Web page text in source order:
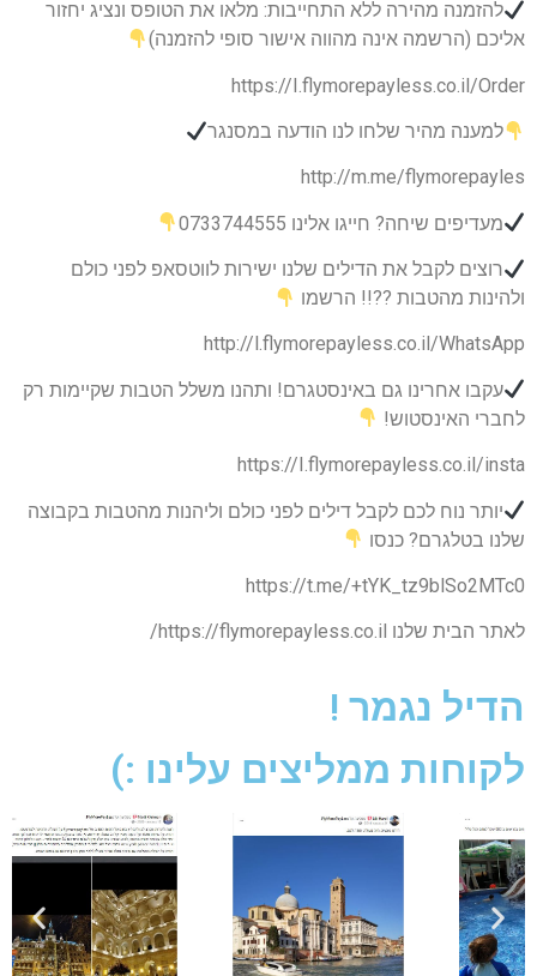
להזמנה מהירה ללא התחייבות: מלאו את הטופס ונציג יחזור
אליכם (הרשמה אינה מהווה אישור סופי להזמנה)
https://I.flymorepayless.co.il/Order
למענה מהיר שלחו לנו הודעה במסנגר
http://m.me/flymorepayles
מעדיפים שיחה? חייגו אלינו 0733744555
רוצים לקבל את הדילים שלנו ישירות לווטסאפ לפני כולם
ולהינות מהטבות ??!! הרשמו
http://l.flymorepayless.co.il/WhatsApp
עקבו אחרינו גם באינסטגרם! ותהנו משלל הטבות שקיימות רק
לחברי האינסטוש!
https://I.flymorepayless.co.il/insta
יותר נוח לכם לקבל דילים לפני כולם וליהנות מהטבות בקבוצה
שלנו בטלגרם? כנסו
https://t.me/+tYK_tz9blSo2MTc0
לאתר הבית שלנו https://flymorepayless.co.il/
הדיל נגמר !
לקוחות ממליצים עלינו :)